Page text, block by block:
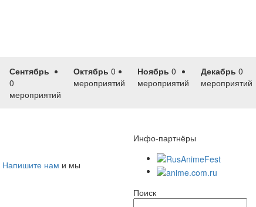
Сентябрь
0
мероприятий
Октябрь 0
мероприятий
Ноябрь 0
мероприятий
Декабрь 0
мероприятий
Напишите нам и мы
Инфо-партнёры
Поиск